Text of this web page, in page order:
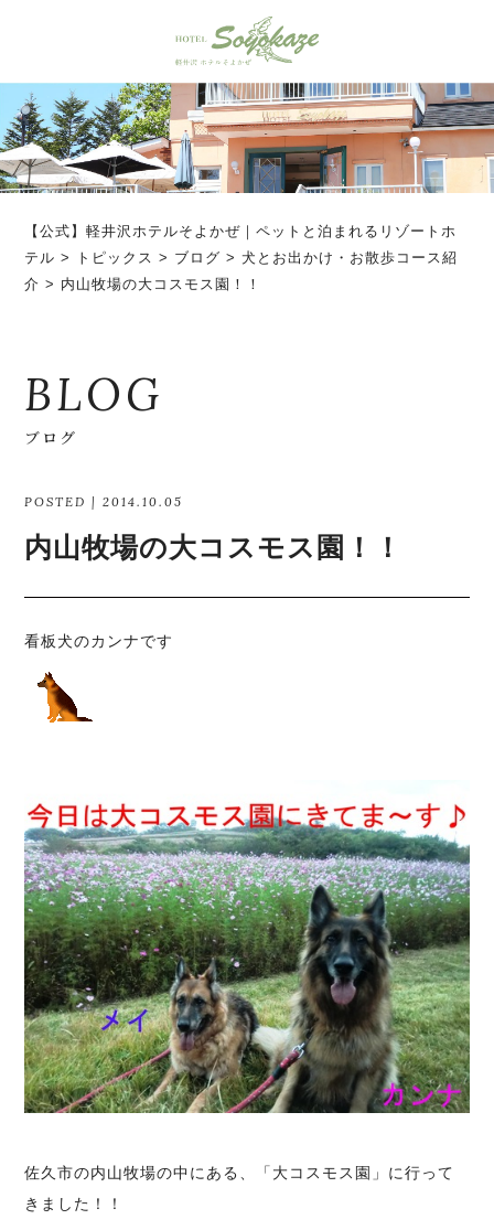
【公式】軽井沢ホテルそよかぜ｜ペットと泊まれるリゾートホ
テル > トピックス > ブログ >犬とお出かけ・お散歩コース紹
介 > 内山牧場の大コスモス園！！
BLOG
ブログ
POSTED | 2014.10.05
内山牧場の大コスモス園！！
看板犬のカンナです
佐久市の内山牧場の中にある、「大コスモス園」に行って
きました！！